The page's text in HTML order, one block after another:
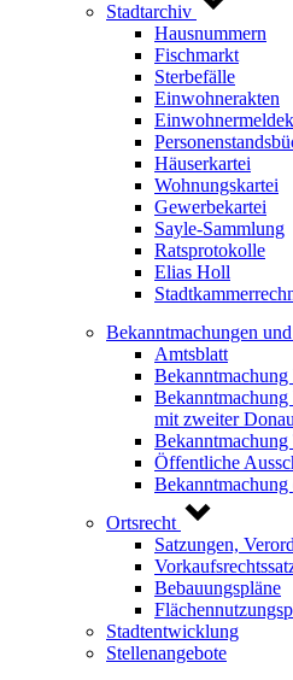
Stadtarchiv
Hausnummern
Fischmarkt
Sterbefälle
Einwohnerakten
Häuserkartei
Wohnungskartei
Gewerbekartei
Sayle-Sammlung
Ratsprotokolle
Elias Holl
Bekanntmachungen
Amtsblatt
mit zweiter
Öffentliche
Ortsrecht
Satzungen,
Bebauungspläne
Stadtentwicklung
Stellenangebote